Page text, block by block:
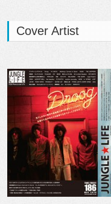
Cover Artist